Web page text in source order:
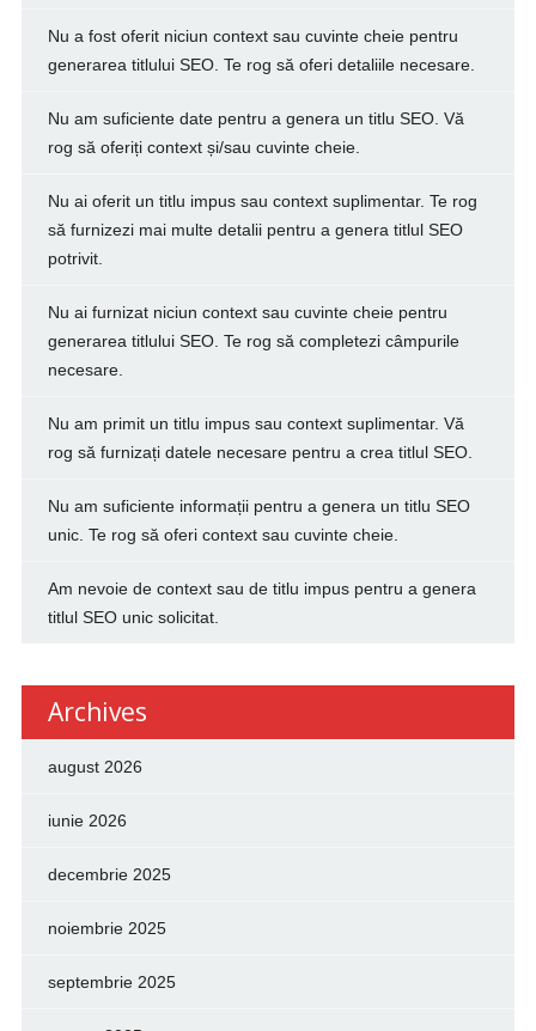
Nu a fost oferit niciun context sau cuvinte cheie pentru
generarea titlului SEO. Te rog să oferi detaliile necesare.
Nu am suficiente date pentru a genera un titlu SEO. Vă
rog să oferiți context și/sau cuvinte cheie.
Nu ai oferit un titlu impus sau context suplimentar. Te rog
să furnizezi mai multe detalii pentru a genera titlul SEO
potrivit.
Nu ai furnizat niciun context sau cuvinte cheie pentru
generarea titlului SEO. Te rog să completezi câmpurile
necesare.
Nu am primit un titlu impus sau context suplimentar. Vă
rog să furnizați datele necesare pentru a crea titlul SEO.
Nu am suficiente informații pentru a genera un titlu SEO
unic. Te rog să oferi context sau cuvinte cheie.
Am nevoie de context sau de titlu impus pentru a genera
titlul SEO unic solicitat.
Archives
august 2026
iunie 2026
decembrie 2025
noiembrie 2025
septembrie 2025